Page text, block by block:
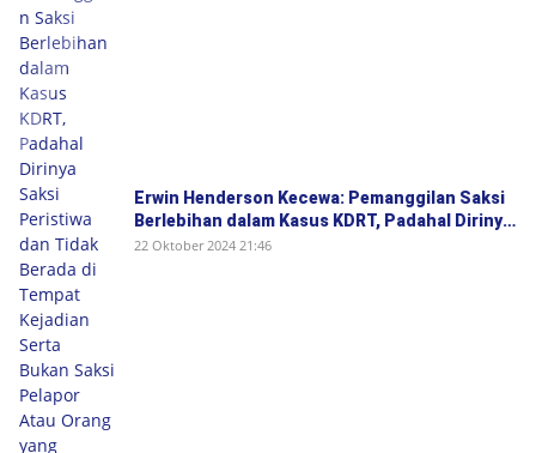
Erwin Henderson Kecewa: Pemanggilan Saksi
Berlebihan dalam Kasus KDRT, Padahal Dirinya
Saksi Peristiwa dan Tidak Berada di Tempat
22 Oktober 2024 21:46